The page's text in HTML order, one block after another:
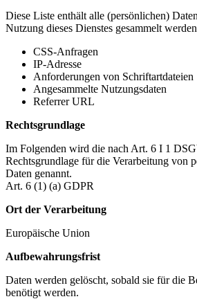
Diese Liste enthält alle (persönlichen)
Nutzung dieses Dienstes gesammelt
CSS-Anfragen
IP-Adresse
Anforderungen von Schriftartdateien
Angesammelte Nutzungsdaten
Referrer URL
Rechtsgrundlage
Im Folgenden wird die nach Art. 6 I 1
Rechtsgrundlage für die Verarbeitung von
Daten genannt.
Art. 6 (1) (a) GDPR
Ort der Verarbeitung
Europäische Union
Aufbewahrungsfrist
Daten werden gelöscht, sobald sie für die
benötigt werden.